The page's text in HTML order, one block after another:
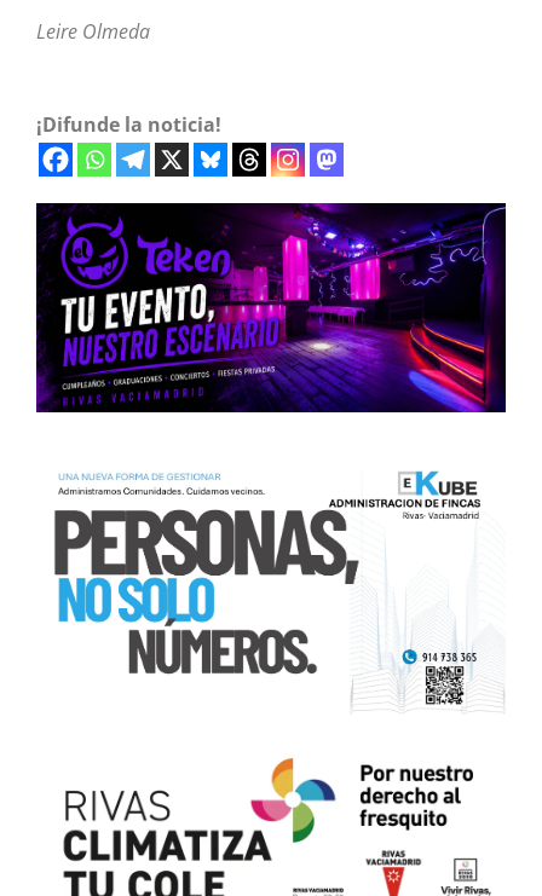
Leire Olmeda
¡Difunde la noticia!